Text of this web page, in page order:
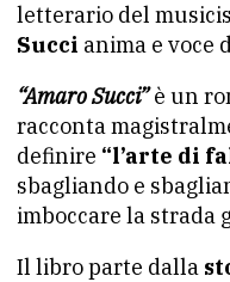
letterario del
Succi anima e voce
“Amaro Succi”è un
racconta
definire “l’arte di
sbagliando e
imboccare la strada
Il libro parte dalla